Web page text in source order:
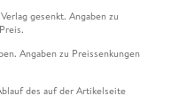
gesenkt. Angaben zu
Angaben zu Preissenkungen
des auf der Artikelseite